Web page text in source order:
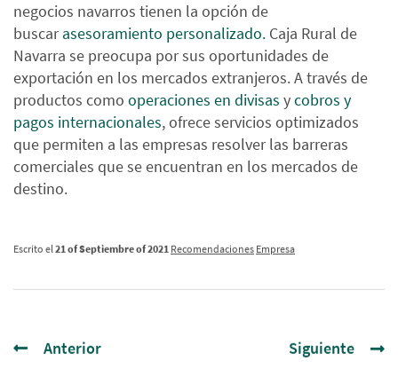
negocios navarros tienen la opción de
buscarasesoramiento personalizado. Caja Rural de
Navarra se preocupa por sus oportunidades de
exportación en los mercados extranjeros. A través de
productos como operaciones en divisas ycobros y
pagos internacionales, ofrece servicios optimizados
que permiten a las empresas resolver las barreras
comerciales que se encuentran en los mercados de
destino.
Escrito el 21 of Septiembre of 2021 Recomendaciones Empresa
Anterior Siguiente